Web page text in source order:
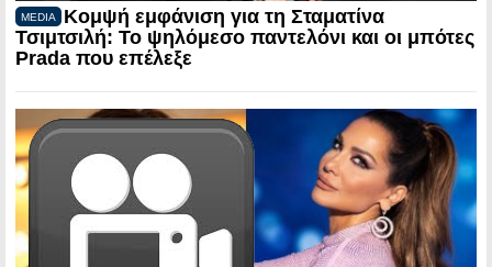
MEDIA
Κομψή εμφάνιση για τη Σταματίνα
Τσιμτσιλή: Το ψηλόμεσο παντελόνι και οι μπότες
Prada που επέλεξε